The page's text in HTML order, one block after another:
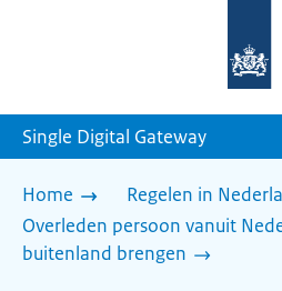
homepage
Single Digital Gateway
Home
Regelen in
Overleden persoon vanuit
buitenland brengen